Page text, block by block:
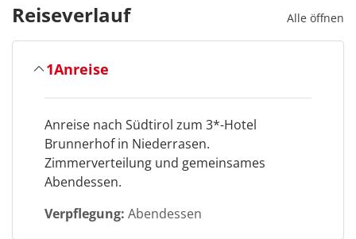
Reiseverlauf Alle öffnen
1Anreise
Anreise nach Südtirol zum 3*-Hotel
Brunnerhof in Niederrasen.
Zimmerverteilung und gemeinsames
Abendessen.
Verpflegung: Abendessen